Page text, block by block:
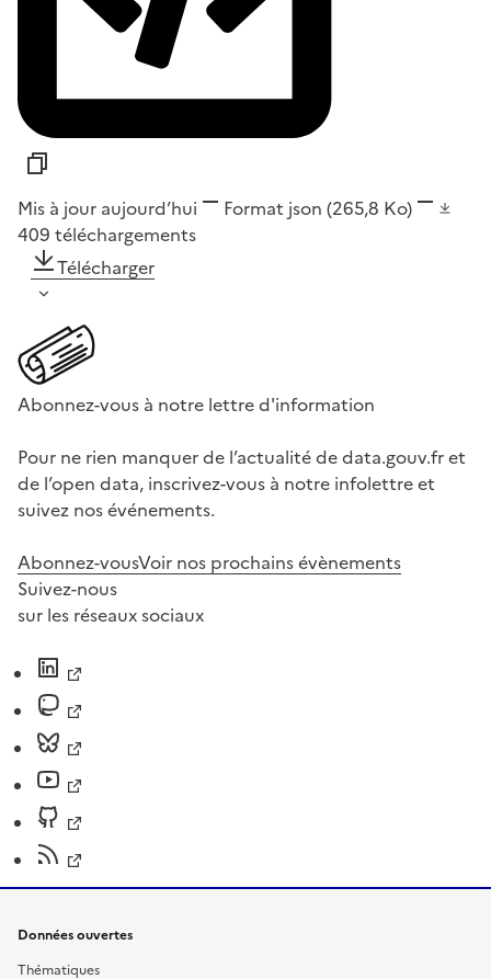
Mis à jour aujourd’hui Format json (265,8 Ko)
409 téléchargements
Télécharger
Abonnez-vous à notre lettre d'information
Pour ne rien manquer de l’actualité de data.gouv.fr et
de l’open data, inscrivez-vous à notre infolettre et
suivez nos événements.
Abonnez-vousVoir nos prochains évènements
Suivez-nous
sur les réseaux sociaux
Données ouvertes
Thématiques